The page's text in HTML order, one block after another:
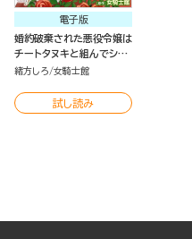
電子版
婚約破棄された悪役令嬢は
チートタヌキと組んでショ
タ王子を盛り立てます！
緒方しろ 女騎士館
試し読み